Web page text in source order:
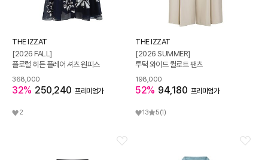
THE IZZAT
[2026 FALL]
플로럴 히든 플레어 셔츠 원피스
368,000
32% 250,240 프리미엄가
2
THE IZZAT
[2026 SUMMER]
투턱 와이드 퀼로트 팬츠
198,000
52% 94,180 프리미엄가
13 5(1)